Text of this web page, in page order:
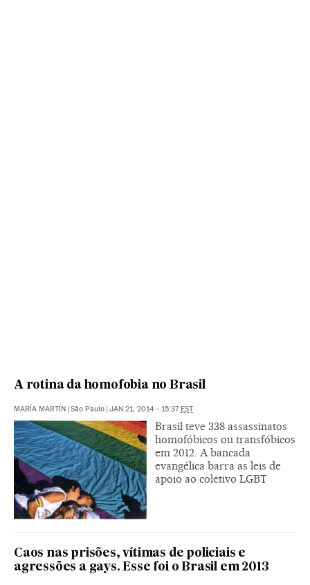
A rotina da homofobia no Brasil
MARÍA MARTÍN | São Paulo | JAN 21, 2014 - 15:37EST
Brasil teve 338 assassinatos
homofóbicos ou transfóbicos
em 2012. A bancada
evangélica barra as leis de
apoio ao coletivo LGBT
Caos nas prisões, vítimas de policiais e
agressões a gays. Esse foi o Brasil em 2013